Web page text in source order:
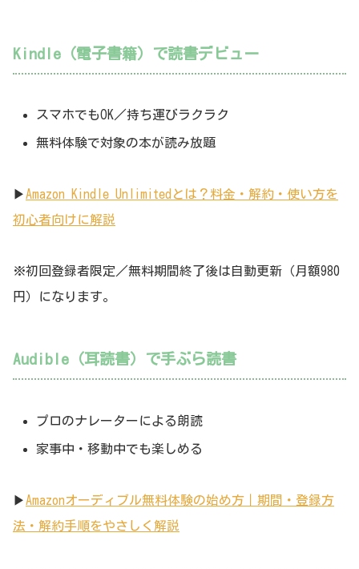
Kindle（電子書籍）で読書デビュー
スマホでもOK／持ち運びラクラク
無料体験で対象の本が読み放題
▶︎Amazon Kindle Unlimitedとは？料金・解約・使い方を
初心者向けに解説
※初回登録者限定／無料期間終了後は自動更新（月額980
円）になります。
Audible（耳読書）で手ぶら読書
プロのナレーターによる朗読
家事中・移動中でも楽しめる
▶︎ Amazonオーディブル無料体験の始め方｜期間・登録方
法・解約手順をやさしく解説